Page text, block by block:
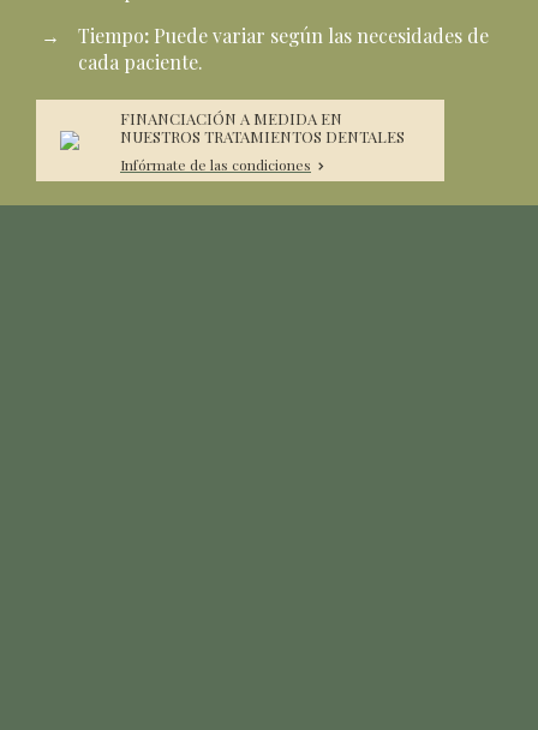
Tiempo: Puede variar según las necesidades de
cada paciente.
FINANCIACIÓN A MEDIDA EN
NUESTROS TRATAMIENTOS DENTALES
Infórmate de las condiciones